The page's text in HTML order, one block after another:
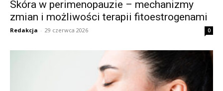
Skóra w perimenopauzie – mechanizmy
zmian i możliwości terapii fitoestrogenami
Redakcja - 29 czerwca 2026 0